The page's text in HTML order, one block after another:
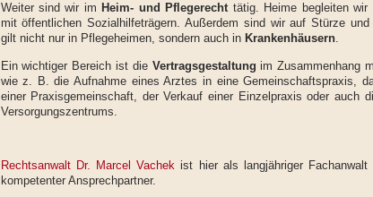
Weiter sind wir im Heim- und Pflegerecht tätig. Heime begleiten wir
mit öffentlichen Sozialhilfeträgern. Außerdem sind wir auf Stürze
gilt nicht nur in Pflegeheimen, sondern auch in Krankenhäusern.
Ein wichtiger Bereich ist die Vertragsgestaltung im Zusammenhang
wie z. B. die Aufnahme eines Arztes in eine Gemeinschaftspraxis,
einer Praxisgemeinschaft, der Verkauf einer Einzelpraxis oder auch
Versorgungszentrums.
Rechtsanwalt Dr. Marcel Vachek ist hier als langjähriger
kompetenter Ansprechpartner.